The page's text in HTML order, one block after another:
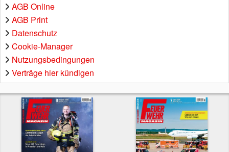
AGB Online
AGB Print
Datenschutz
Cookie-Manager
Nutzungsbedingungen
Verträge hier kündigen